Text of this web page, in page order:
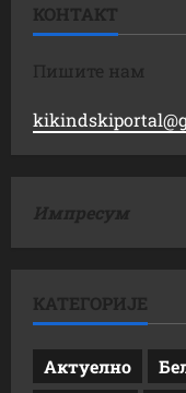
КОНТАКТ
Пишите нам
Импресум
КАТЕГОРИЈЕ
Актуелно